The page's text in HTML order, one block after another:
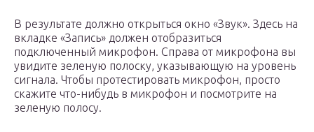
В результате должно открыться окно «Звук». Здесь на
вкладке «Запись» должен отобразиться
подключенный микрофон. Справа от микрофона вы
увидите зеленую полоску, указывающую на уровень
сигнала. Чтобы протестировать микрофон, просто
скажите что-нибудь в микрофон и посмотрите на
зеленую полосу.